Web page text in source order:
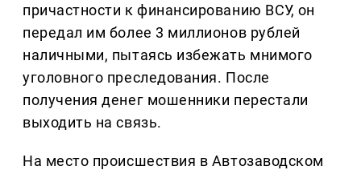
причастности к финансированию ВСУ, он
передал им более 3 миллионов рублей
наличными, пытаясь избежать мнимого
уголовного преследования. После
получения денег мошенники перестали
выходить на связь.
На место происшествия в Автозаводском